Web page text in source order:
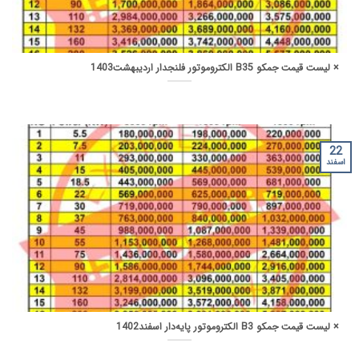
× لیست قیمت جمکو B35 الکتروموتور فلنجدار اردیبهشت1403
× لیست قیمت جمکو B3 الکتروموتور پایه‌دار اسفند1402
22
اسفند